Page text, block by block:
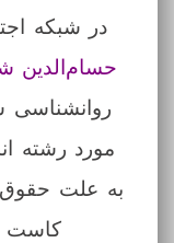
در شبکه
حسام‌الدین
روانشناسی
مورد رشته
به علت حقوق
کاست